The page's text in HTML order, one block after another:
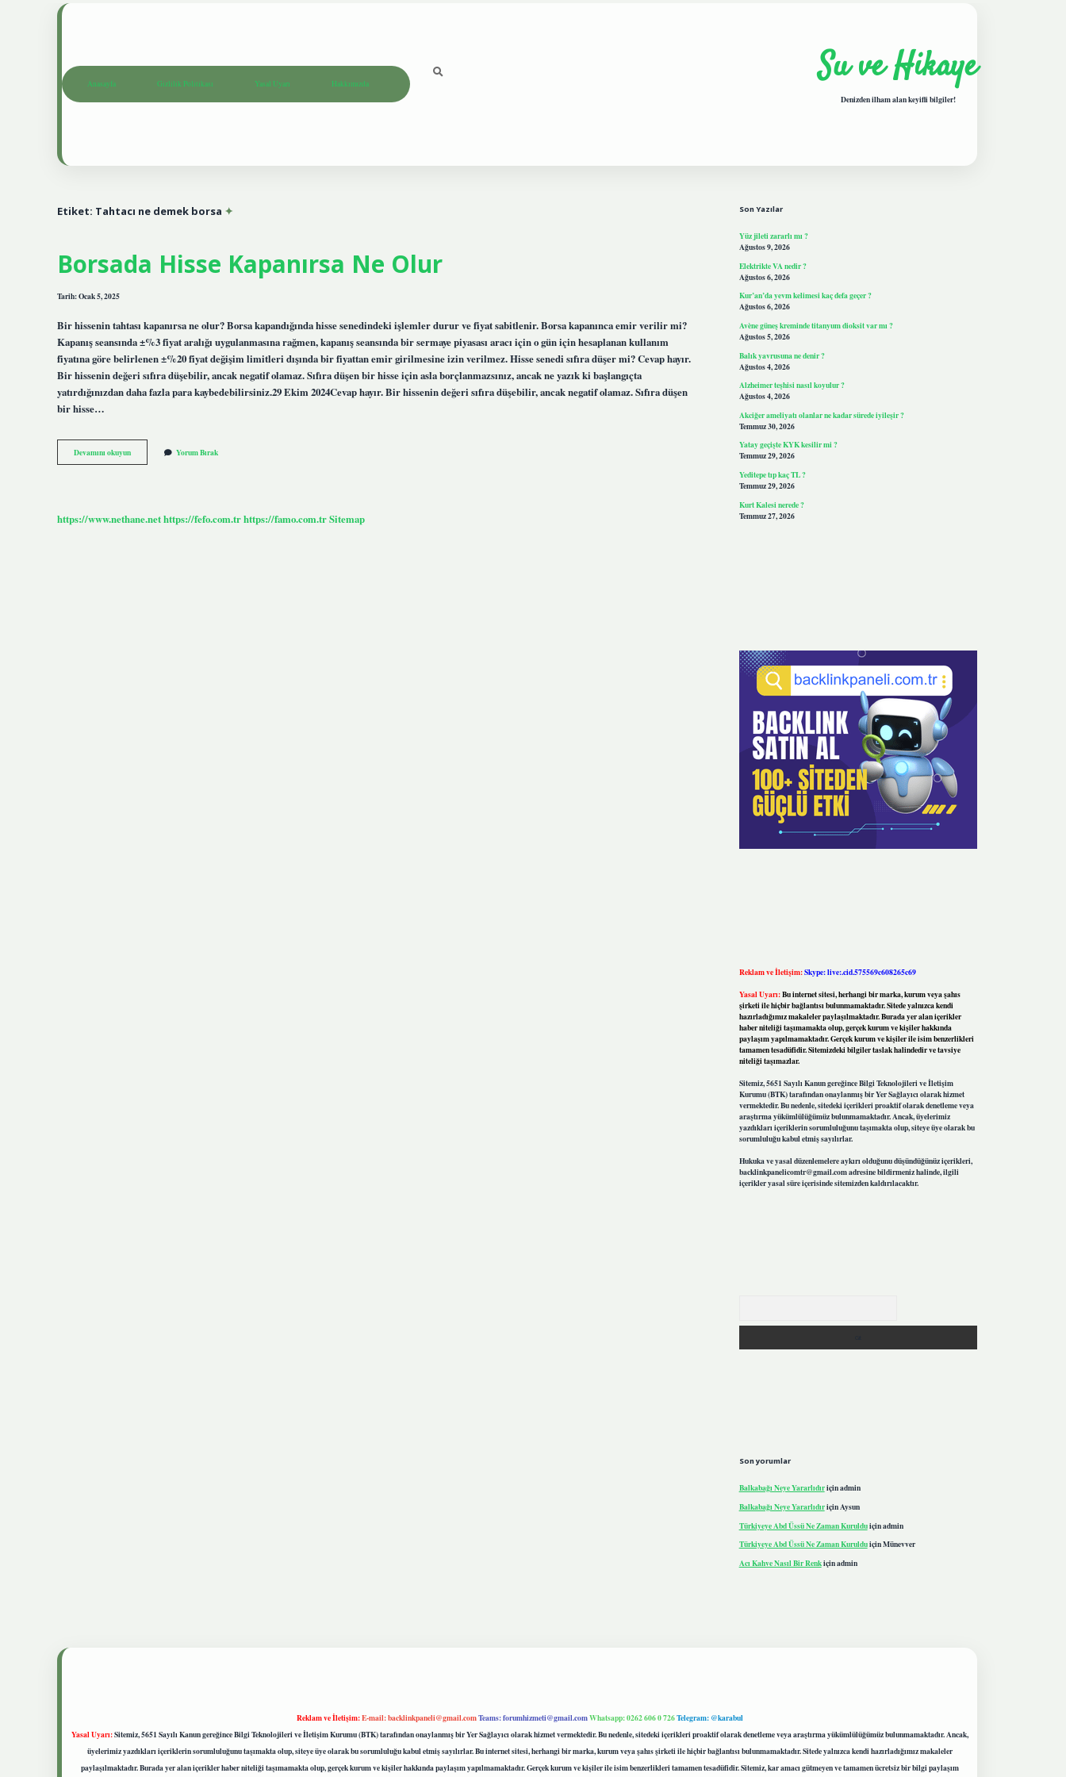
Anasayfa Gizlilik Politikası Yasal Uyarı Hakkımızda Su ve Hikaye
Denizden ilham alan keyifli bilgiler!
Etiket: Tahtacı ne demek borsa
Borsada Hisse Kapanırsa Ne Olur
Tarih: Ocak 5, 2025
Bir hissenin tahtası kapanırsa ne olur? Borsa kapandığında hisse senedindeki işlemler durur ve fiyat sabitlenir. Borsa kapanınca emir verilir mi?
Kapanış seansında ±%3 fiyat aralığı uygulanmasına rağmen, kapanış seansında bir sermaye piyasası aracı için o gün için hesaplanan kullanım
fiyatına göre belirlenen ±%20 fiyat değişim limitleri dışında bir fiyattan emir girilmesine izin verilmez. Hisse senedi sıfıra düşer mi? Cevap hayır.
Bir hissenin değeri sıfıra düşebilir, ancak negatif olamaz. Sıfıra düşen bir hisse için asla borçlanmazsınız, ancak ne yazık ki başlangıçta
yatırdığınızdan daha fazla para kaybedebilirsiniz.29 Ekim 2024Cevap hayır. Bir hissenin değeri sıfıra düşebilir, ancak negatif olamaz. Sıfıra düşen
bir hisse…
Devamını okuyunBorsada
Hisse
Yorum Bırak
https://www.nethane.nethttps://fefo.com.trhttps://famo.com.trSitemap
Son Yazılar
Yüz jileti zararlı mı ?
Ağustos 9, 2026
Elektrikte VA nedir ?
Ağustos 6, 2026
Kur’an’da yevm kelimesi kaç defa geçer ?
Ağustos 6, 2026
Avène güneş kreminde titanyum dioksit var mı ?
Ağustos 5, 2026
Balık yavrusuna ne denir ?
Ağustos 4, 2026
Alzheimer teşhisi nasıl koyulur ?
Ağustos 4, 2026
Akciğer ameliyatı olanlar ne kadar sürede iyileşir ?
Temmuz 30, 2026
Yatay geçişte KYK kesilir mi ?
Temmuz 29, 2026
Yeditepe tıp kaç TL ?
Temmuz 29, 2026
Kurt Kalesi nerede ?
Temmuz 27, 2026
Reklam ve İletişim:Skype: live:.cid.575569c608265c69
Yasal Uyarı:Bu internet sitesi, herhangi bir marka, kurum veya şahıs
şirketi ile hiçbir bağlantısı bulunmamaktadır. Sitede yalnızca kendi
hazırladığımız makaleler paylaşılmaktadır. Burada yer alan içerikler
haber niteliği taşımamakta olup, gerçek kurum ve kişiler hakkında
paylaşım yapılmamaktadır. Gerçek kurum ve kişiler ile isim benzerlikleri
tamamen tesadüfidir. Sitemizdeki bilgiler taslak halindedir ve tavsiye
niteliği taşımazlar.
Sitemiz, 5651 Sayılı Kanun gereğince Bilgi Teknolojileri ve İletişim
Kurumu (BTK) tarafından onaylanmış bir Yer Sağlayıcı olarak hizmet
vermektedir. Bu nedenle, sitedeki içerikleri proaktif olarak denetleme veya
araştırma yükümlülüğümüz bulunmamaktadır. Ancak, üyelerimiz
yazdıkları içeriklerin sorumluluğunu taşımakta olup, siteye üye olarak bu
sorumluluğu kabul etmiş sayılırlar.
Hukuka ve yasal düzenlemelere aykırı olduğunu düşündüğünüz içerikleri,
backlinkpanelicomtr@gmail.comadresine bildirmeniz halinde, ilgili
içerikler yasal süre içerisinde sitemizden kaldırılacaktır.
Son yorumlar
Balkabağı Neye Yararlıdıriçinadmin
Balkabağı Neye YararlıdıriçinAysun
Türkiyeye Abd Üssü Ne Zaman Kurulduiçinadmin
Türkiyeye Abd Üssü Ne Zaman KurulduiçinMünevver
Acı Kahve Nasıl Bir Renkiçinadmin
Reklam ve İletişim:E-mail:backlinkpaneli@gmail.comTeams:forumhizmeti@gmail.comWhatsapp: 0262 606 0 726Telegram: @karabul
Yasal Uyarı:Sitemiz, 5651 Sayılı Kanun gereğince Bilgi Teknolojileri ve İletişim Kurumu (BTK) tarafından onaylanmış bir Yer Sağlayıcı olarak hizmet vermektedir. Bu nedenle, sitedeki içerikleri proaktif olarak denetleme veya araştırma yükümlülüğümüz bulunmamaktadır. Ancak,
üyelerimiz yazdıkları içeriklerin sorumluluğunu taşımakta olup, siteye üye olarak bu sorumluluğu kabul etmiş sayılırlar. Bu internet sitesi, herhangi bir marka, kurum veya şahıs şirketi ile hiçbir bağlantısı bulunmamaktadır. Sitede yalnızca kendi hazırladığımız makaleler
paylaşılmaktadır. Burada yer alan içerikler haber niteliği taşımamakta olup, gerçek kurum ve kişiler hakkında paylaşım yapılmamaktadır. Gerçek kurum ve kişiler ile isim benzerlikleri tamamen tesadüfidir. Sitemiz, kar amacı gütmeyen ve tamamen ücretsiz bir bilgi paylaşım